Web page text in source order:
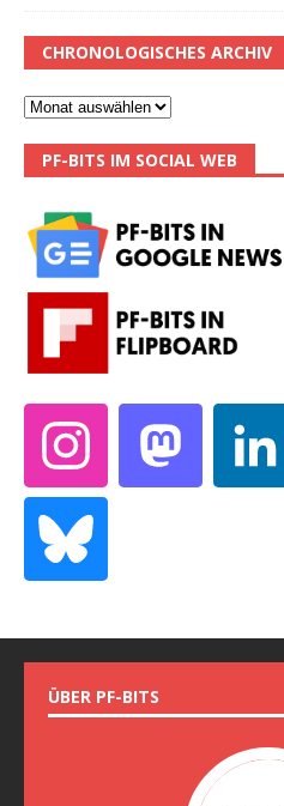
CHRONOLOGISCHES ARCHIV
PF-BITS IM SOCIAL WEB
ÜBER PF-BITS